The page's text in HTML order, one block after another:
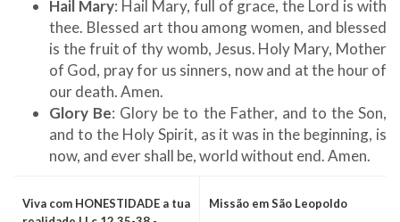
Hail Mary: Hail Mary, full of grace, the Lord is with
thee. Blessed art thou among women, and blessed
is the fruit of thy womb, Jesus. Holy Mary, Mother
of God, pray for us sinners, now and at the hour of
our death. Amen.
Glory Be: Glory be to the Father, and to the Son,
and to the Holy Spirit, as it was in the beginning, is
now, and ever shall be, world without end. Amen.
Viva com HONESTIDADE a tua
Missão em São Leopoldo